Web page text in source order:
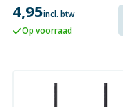
4,95incl. btw
Op voorraad